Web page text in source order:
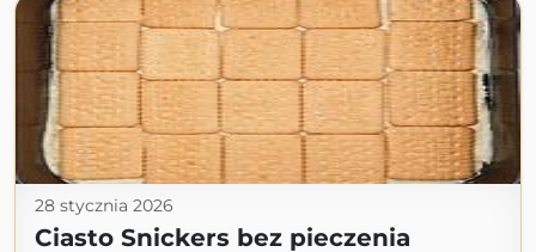
28 stycznia 2026
Ciasto Snickers bez pieczenia